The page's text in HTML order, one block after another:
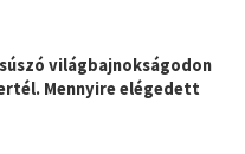
világbajnokságodon
Mennyire elégedett